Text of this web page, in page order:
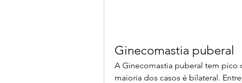
Ginecomastia puberal
A Ginecomastia puberal tem pico
maioria dos casos é bilateral.